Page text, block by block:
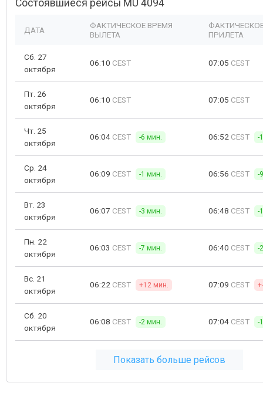
Состоявшиеся рейсы MU 4094
ДАТА
ФАКТИЧЕСКОЕ ВРЕМЯ
ВЫЛЕТА
ПРИЛЕТА
Сб. 27
октября
06:10 CEST 07:05 CEST
Пт. 26
октября
06:10 CEST 07:05 CEST
Чт. 25
октября
06:04 CEST -6 мин. 06:52 CEST -
Ср. 24
октября
06:09 CEST -1 мин. 06:56 CEST -
Вт. 23
октября
06:07 CEST -3 мин. 06:48 CEST -
Пн. 22
октября
06:03 CEST -7 мин. 06:40 CEST -
Вс. 21
октября
06:22 CEST +12 мин. 07:09 CEST
Сб. 20
октября
06:08 CEST -2 мин. 07:04 CEST -
Показать больше рейсов